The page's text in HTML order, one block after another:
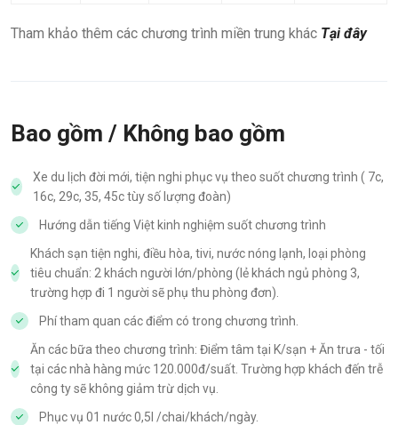
Tham khảo thêm các chương trình miền trung khác Tại đây
Bao gồm / Không bao gồm
Xe du lịch đời mới, tiện nghi phục vụ theo suốt chương trình ( 7c,
16c, 29c, 35, 45c tùy số lượng đoàn)
Hướng dẫn tiếng Việt kinh nghiệm suốt chương trình
Khách sạn tiện nghi, điều hòa, tivi, nước nóng lạnh, loại phòng
tiêu chuẩn: 2 khách người lớn/phòng (lẻ khách ngủ phòng 3,
trường hợp đi 1 người sẽ phụ thu phòng đơn).
Phí tham quan các điểm có trong chương trình.
Ăn các bữa theo chương trình: Điểm tâm tại K/sạn + Ăn trưa - tối
tại các nhà hàng mức 120.000đ/suất. Trường hợp khách đến trễ
công ty sẽ không giảm trừ dịch vụ.
Phục vụ 01 nước 0,5l /chai/khách/ngày.